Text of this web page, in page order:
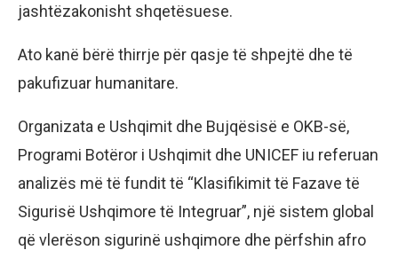
jashtëzakonisht shqetësuese.
Ato kanë bërë thirrje për qasje të shpejtë dhe të
pakufizuar humanitare.
Organizata e Ushqimit dhe Bujqësisë e OKB-së,
Programi Botëror i Ushqimit dhe UNICEF iu referuan
analizës më të fundit të “Klasifikimit të Fazave të
Sigurisë Ushqimore të Integruar”, një sistem global
që vlerëson sigurinë ushqimore dhe përfshin afro